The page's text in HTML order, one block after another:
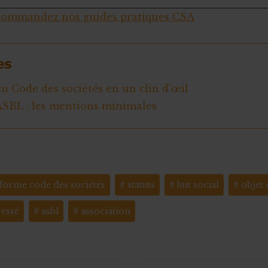
nos guides pratiques CSA
Code des sociétés en un clin d'œil
: les mentions minimales
code des sociétés statuts but social objet
asbl association